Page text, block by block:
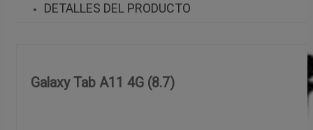
DETALLES DEL PRODUCTO
Galaxy Tab A11 4G (8.7)